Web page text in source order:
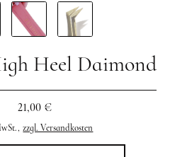
Heel Daimond
21,00 €
zzgl. Versandkosten